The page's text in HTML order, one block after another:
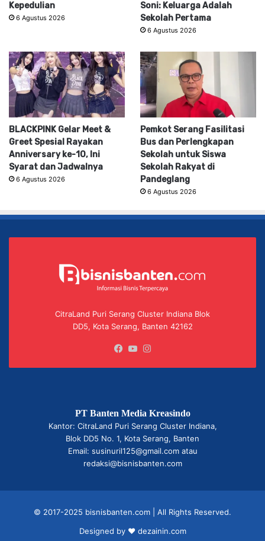
Kepedulian
6 Agustus 2026
Soni: Keluarga Adalah
Sekolah Pertama
6 Agustus 2026
BLACKPINK Gelar Meet &
Greet Spesial Rayakan
Anniversary ke-10, Ini
Syarat dan Jadwalnya
6 Agustus 2026
Pemkot Serang Fasilitasi
Bus dan Perlengkapan
Sekolah untuk Siswa
Sekolah Rakyat di
Pandeglang
6 Agustus 2026
CitraLand Puri Serang Cluster Indiana Blok
DD5, Kota Serang, Banten 42162
Facebook
YouTube
PT Banten Media Kreasindo
Kantor: CitraLand Puri Serang Cluster Indiana,
Blok DD5 No. 1, Kota Serang, Banten
Email: susinuril125@gmail.com atau
redaksi@bisnisbanten.com
© 2017-2025 bisnisbanten.com | All Rights Reserved.
Designed by ❤ dezainin.com